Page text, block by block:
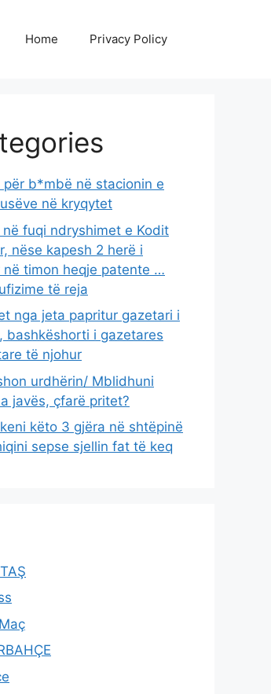
Home Privacy Policy
për b*mbë në stacionin e
në kryqytet
në fuqi ndryshimet e Kodit
nëse kapesh 2 herë i
në timon heqje patente …
të reja
nga jeta papritur gazetari i
bashkëshorti i gazetares
të njohur
urdhërin/ Mblidhuni
javës, çfarë pritet?
këto 3 gjëra në shtëpinë
sepse sjellin fat të keq